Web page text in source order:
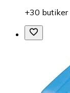
+30 butiker